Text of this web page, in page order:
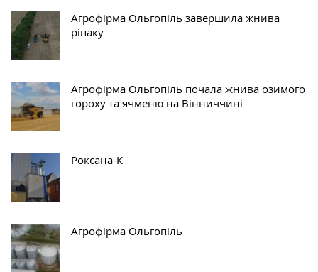
Агрофірма Ольгопіль завершила жнива
ріпаку
Агрофірма Ольгопіль почала жнива озимого
гороху та ячменю на Вінниччині
Роксана-К
Агрофірма Ольгопіль